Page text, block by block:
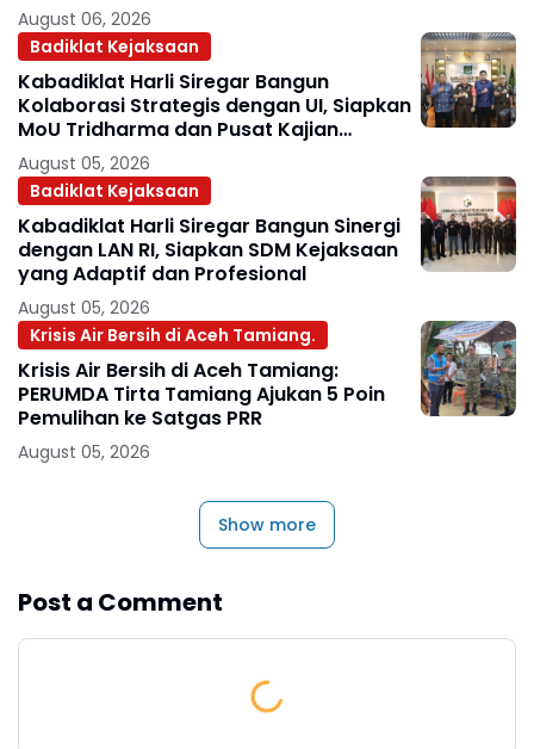
August 06, 2026
Badiklat Kejaksaan
Kabadiklat Harli Siregar Bangun
Kolaborasi Strategis dengan UI, Siapkan
MoU Tridharma dan Pusat Kajian
Kejaksaan
August 05, 2026
Badiklat Kejaksaan
Kabadiklat Harli Siregar Bangun Sinergi
dengan LAN RI, Siapkan SDM Kejaksaan
yang Adaptif dan Profesional
August 05, 2026
Krisis Air Bersih di Aceh Tamiang.
Krisis Air Bersih di Aceh Tamiang:
PERUMDA Tirta Tamiang Ajukan 5 Poin
Pemulihan ke Satgas PRR
August 05, 2026
Show more
Post a Comment